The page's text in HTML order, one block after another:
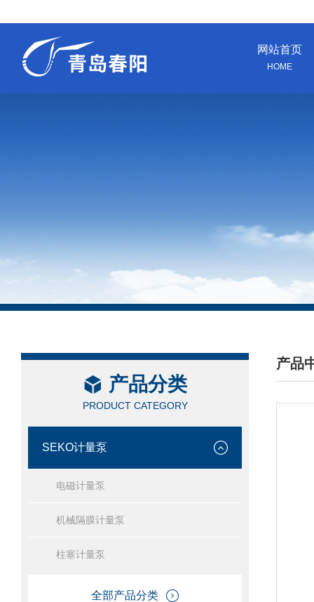
网站首页
HOME
产品分类
PRODUCT CATEGORY
SEKO计量泵
电磁计量泵
机械隔膜计量泵
柱塞计量泵
全部产品分类
产品
/